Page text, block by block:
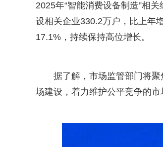
2025年“智能消费设备制造”相
设相关企业330.2万户，比上年
17.1%，持续保持高位增长。
据了解，市场监管部门将
场建设，着力维护公平竞争的